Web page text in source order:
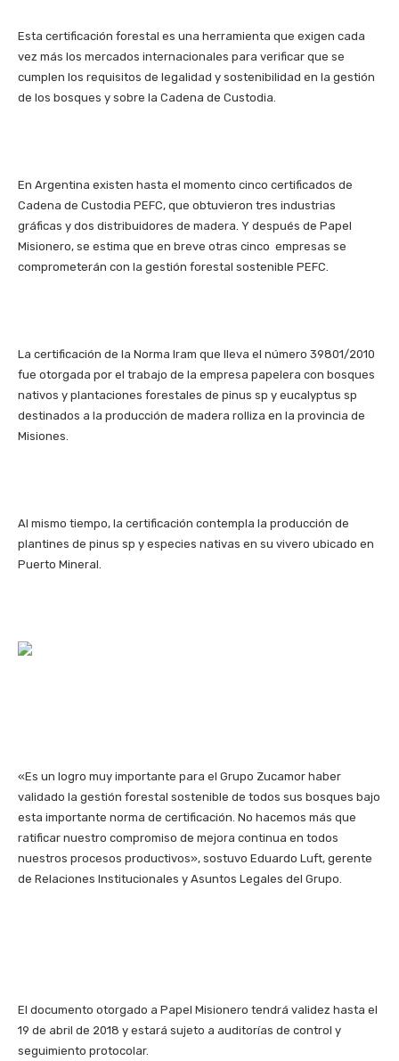
Esta certificación forestal es una herramienta que exigen cada
vez más los mercados internacionales para verificar que se
cumplen los requisitos de legalidad y sostenibilidad en la gestión
de los bosques y sobre la Cadena de Custodia.
En Argentina existen hasta el momento cinco certificados de
Cadena de Custodia PEFC, que obtuvieron tres industrias
gráficas y dos distribuidores de madera. Y después de Papel
Misionero, se estima que en breve otras cinco empresas se
comprometerán con la gestión forestal sostenible PEFC.
La certificación de la Norma Iram que lleva el número 39801/2010
fue otorgada por el trabajo de la empresa papelera con bosques
nativos y plantaciones forestales de pinus sp y eucalyptus sp
destinados a la producción de madera rolliza en la provincia de
Misiones.
Al mismo tiempo, la certificación contempla la producción de
plantines de pinus sp y especies nativas en su vivero ubicado en
Puerto Mineral.
«Es un logro muy importante para el Grupo Zucamor haber
validado la gestión forestal sostenible de todos sus bosques bajo
esta importante norma de certificación. No hacemos más que
ratificar nuestro compromiso de mejora continua en todos
nuestros procesos productivos», sostuvo Eduardo Luft, gerente
de Relaciones Institucionales y Asuntos Legales del Grupo.
El documento otorgado a Papel Misionero tendrá validez hasta el
19 de abril de 2018 y estará sujeto a auditorías de control y
seguimiento protocolar.